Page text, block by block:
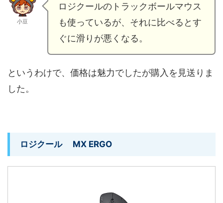
小豆
ロジクールのトラックボールマウス
も使っているが、それに比べるとす
ぐに滑りが悪くなる。
というわけで、価格は魅力でしたが購入を見送りま
した。
ロジクール MX ERGO